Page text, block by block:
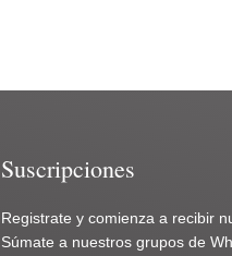
Suscripciones
Registrate y comienza a recibir
Súmate a nuestros grupos de